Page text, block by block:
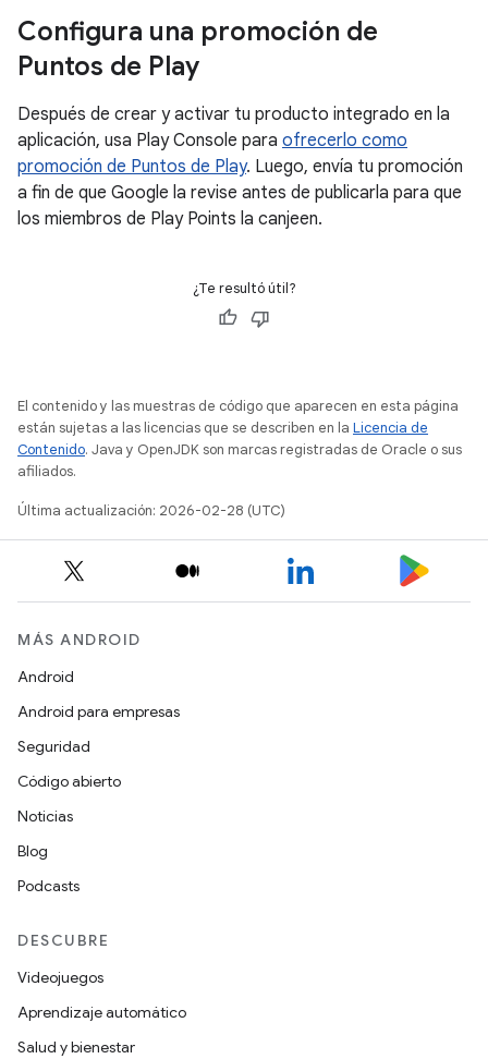
Configura una promoción de
Puntos de Play
Después de crear y activar tu producto integrado en la
aplicación, usa Play Console para ofrecerlo como
promoción de Puntos de Play. Luego, envía tu promoción
a fin de que Google la revise antes de publicarla para que
los miembros de Play Points la canjeen.
¿Te resultó útil?
El contenido y las muestras de código que aparecen en esta página
están sujetas a las licencias que se describen en la Licencia de
Contenido. Java y OpenJDK son marcas registradas de Oracle o sus
afiliados.
Última actualización: 2026-02-28 (UTC)
MÁS ANDROID
Android
Android para empresas
Seguridad
Código abierto
Noticias
Blog
Podcasts
DESCUBRE
Videojuegos
Aprendizaje automático
Salud y bienestar